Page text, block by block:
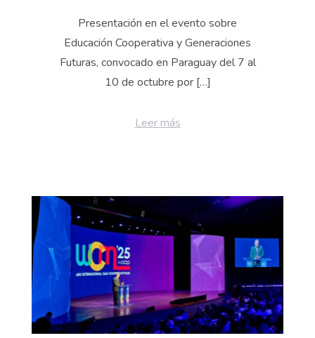
Presentación en el evento sobre
Educación Cooperativa y Generaciones
Futuras, convocado en Paraguay del 7 al
10 de octubre por […]
Leer más